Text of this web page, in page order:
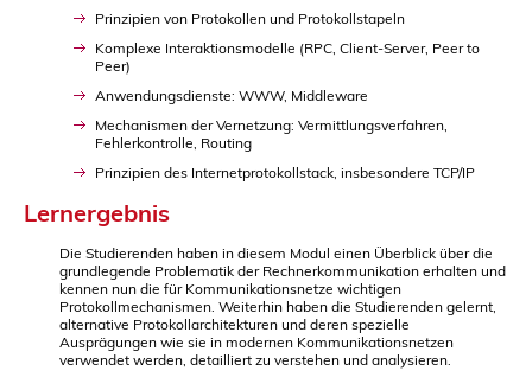
Prinzipien von Protokollen und Protokollstapeln
Komplexe Interaktionsmodelle (RPC, Client-Server, Peer to
Peer)
Anwendungsdienste: WWW, Middleware
Mechanismen der Vernetzung: Vermittlungsverfahren,
Fehlerkontrolle, Routing
Prinzipien des Internetprotokollstack, insbesondere TCP/IP
Lernergebnis
Die Studierenden haben in diesem Modul einen Überblick über die
grundlegende Problematik der Rechnerkommunikation erhalten und
kennen nun die für Kommunikationsnetze wichtigen
Protokollmechanismen. Weiterhin haben die Studierenden gelernt,
alternative Protokollarchitekturen und deren spezielle
Ausprägungen wie sie in modernen Kommunikationsnetzen
verwendet werden, detailliert zu verstehen und analysieren.